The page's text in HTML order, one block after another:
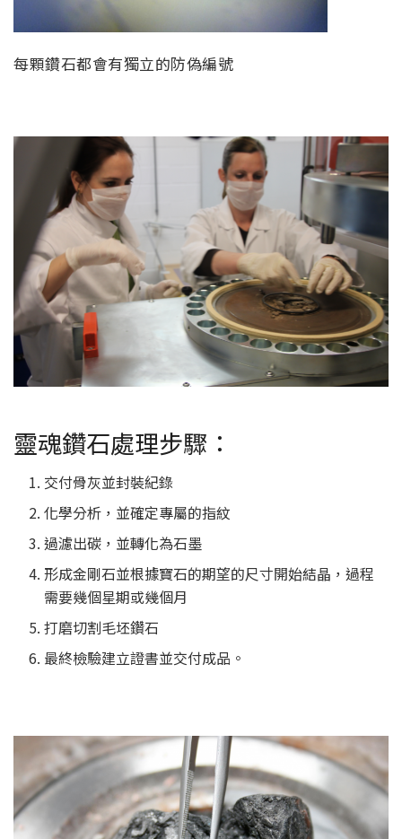
每顆鑽石都會有獨立的防偽編號
靈魂鑽石處理步驟：
交付骨灰並封裝紀錄
化學分析，並確定專屬的指紋
過濾出碳，並轉化為石墨
形成金剛石並根據寶石的期望的尺寸開始結晶，過程
需要幾個星期或幾個月
打磨切割毛坯鑽石
最終檢驗建立證書並交付成品。